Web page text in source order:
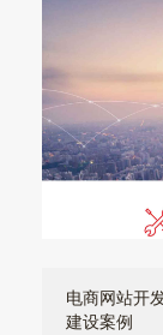
电商网站开
建设案例